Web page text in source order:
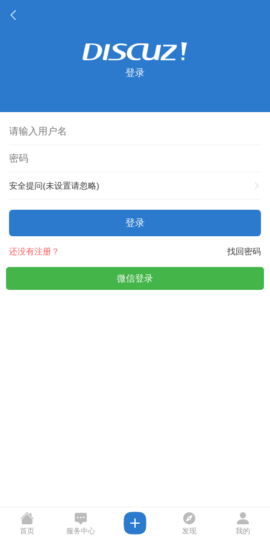
登录
安全提问(未设置请忽略)
登录
找回密码
还没有注册？
微信登录
首页 服务中心 发现 我的